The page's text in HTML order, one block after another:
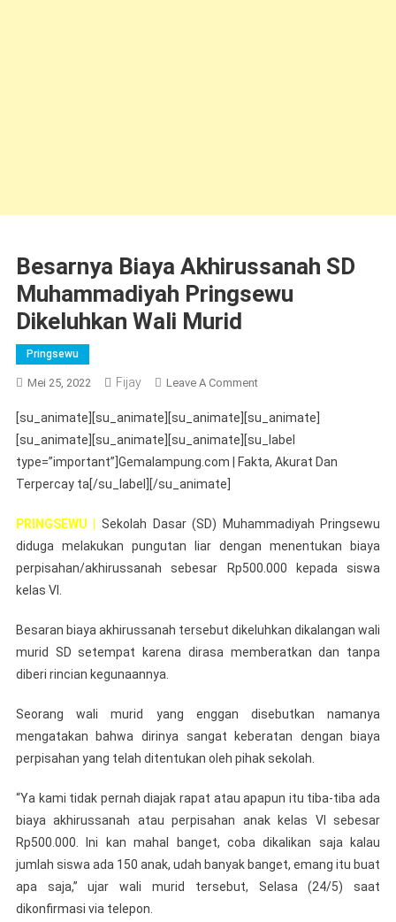
Besarnya Biaya Akhirussanah SD
Muhammadiyah Pringsewu
Dikeluhkan Wali Murid
Pringsewu
Mei 25, 2022 Fijay Leave A CommentOn
Biaya
Akhirussanah
SD
Dikeluhkan
Wali
Murid
[su_animate][su_animate][su_animate][su_animate]
[su_animate][su_animate][su_animate][su_label
type=”important”]Gemalampung.com | Fakta, Akurat Dan
Terpercay ta[/su_label][/su_animate]
PRINGSEWU |
Sekolah Dasar (SD) Muhammadiyah Pringsewu
diduga melakukan pungutan liar dengan menentukan biaya
perpisahan/akhirussanah sebesar Rp500.000 kepada siswa
kelas VI.
Besaran biaya akhirussanah tersebut dikeluhkan dikalangan wali
murid SD setempat karena dirasa memberatkan dan tanpa
diberi rincian kegunaannya.
Seorang wali murid yang enggan disebutkan namanya
mengatakan bahwa dirinya sangat keberatan dengan biaya
perpisahan yang telah ditentukan oleh pihak sekolah.
“Ya kami tidak pernah diajak rapat atau apapun itu tiba-tiba ada
biaya akhirussanah atau perpisahan anak kelas VI sebesar
Rp500.000. Ini kan mahal banget, coba dikalikan saja kalau
jumlah siswa ada 150 anak, udah banyak banget, emang itu buat
apa saja,” ujar wali murid tersebut, Selasa (24/5) saat
dikonfirmasi via telepon.